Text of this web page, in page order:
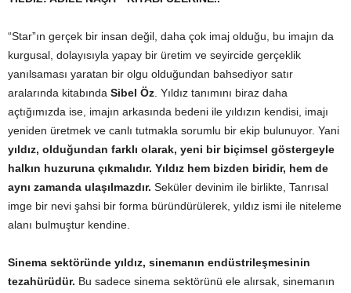
“Star”ın gerçek bir insan değil, daha çok imaj olduğu, bu imajın da
kurgusal, dolayısıyla yapay bir üretim ve seyircide gerçeklik
yanılsaması yaratan bir olgu olduğundan bahsediyor satır
aralarında kitabında Sibel Öz . Yıldız tanımını biraz daha
açtığımızda ise, imajın arkasında bedeni ile yıldızın kendisi, imajı
yeniden üretmek ve canlı tutmakla sorumlu bir ekip bulunuyor. Yani
yıldız, olduğundan farklı olarak, yeni bir biçimsel göstergeyle
halkın huzuruna çıkmalıdır. Yıldız hem bizden biridir, hem de
aynı zamanda ulaşılmazdır. Seküler devinim ile birlikte, Tanrısal
imge bir nevi şahsi bir forma büründürülerek, yıldız ismi ile niteleme
alanı bulmuştur kendine.
Sinema sektöründe yıldız, sinemanın endüstrileşmesinin
tezahürüdür. Bu sadece sinema sektörünü ele alırsak, sinemanın